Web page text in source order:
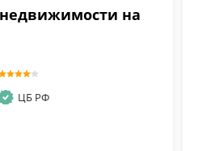
на
ЦБ РФ